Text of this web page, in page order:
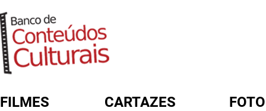
FILMES CARTAZES